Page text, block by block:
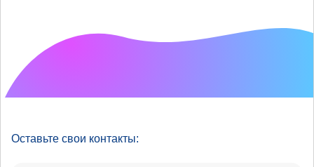
Оставьте свои контакты: